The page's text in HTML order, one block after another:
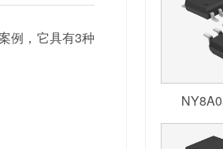
例，它具有3种